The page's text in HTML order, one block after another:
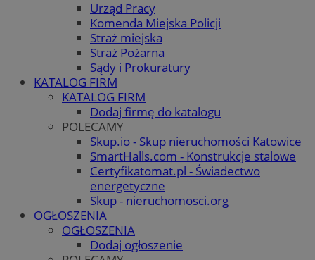
Urząd Pracy
Komenda Miejska Policji
Straż miejska
Straż Pożarna
Sądy i Prokuratury
KATALOG FIRM
KATALOG FIRM
Dodaj firmę do katalogu
POLECAMY
Skup.io - Skup nieruchomości Katowice
SmartHalls.com - Konstrukcje stalowe
Certyfikatomat.pl - Świadectwo
energetyczne
Skup - nieruchomosci.org
OGŁOSZENIA
OGŁOSZENIA
Dodaj ogłoszenie